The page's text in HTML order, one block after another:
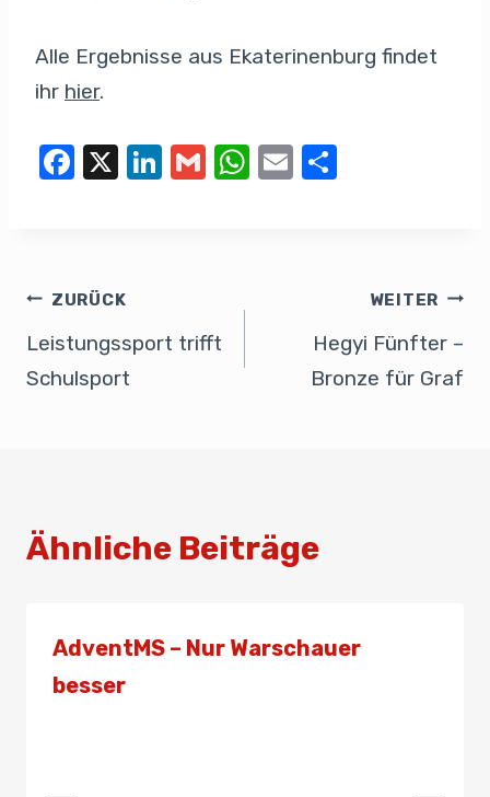
Alle Ergebnisse aus Ekaterinenburg findet
ihr hier.
F
b
o
o
X
Li
n
G
W E
ZURÜCK
Leistungssport trifft
Schulsport
WEITER
Hegyi Fünfter –
Bronze für Graf
Ähnliche Beiträge
AdventMS – Nur Warschauer
besser